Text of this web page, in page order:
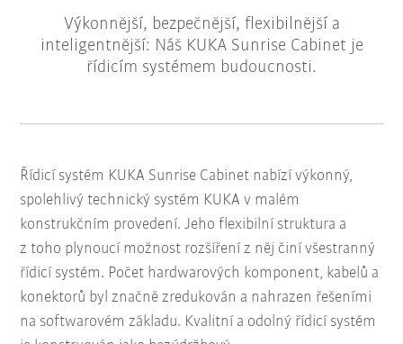
Výkonnější, bezpečnější, flexibilnější a
inteligentnější: Náš KUKA Sunrise Cabinet je
řídicím systémem budoucnosti.
Řídicí systém KUKA Sunrise Cabinet nabízí výkonný,
spolehlivý technický systém KUKA v malém
konstrukčním provedení. Jeho flexibilní struktura a
z toho plynoucí možnost rozšíření z něj činí všestranný
řídicí systém. Počet hardwarových komponent, kabelů a
konektorů byl značně zredukován a nahrazen řešeními
na softwarovém základu. Kvalitní a odolný řídicí systém